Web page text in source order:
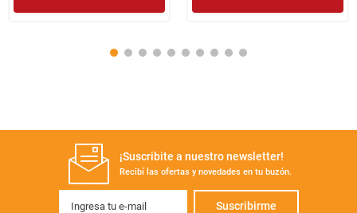
¡Suscribite a nuestro newsletter!
Recibí las ofertas y novedades en tu buzón.
Suscribirme